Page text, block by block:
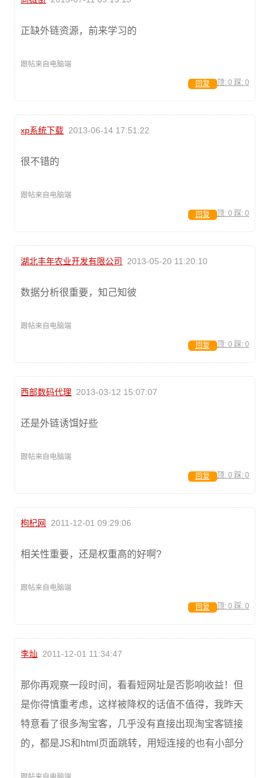
正缺外链资源，前来学习的
跟帖来自电脑端
顶: 0 踩: 0
回复
xp系统下载 2013-06-14 17:51:22
很不错的
跟帖来自电脑端
顶: 0 踩: 0
回复
湖北丰年农业开发有限公司 2013-05-20 11:20:10
数据分析很重要，知己知彼
跟帖来自电脑端
顶: 0 踩: 0
回复
西部数码代理 2013-03-12 15:07:07
还是外链诱饵好些
跟帖来自电脑端
顶: 0 踩: 0
回复
枸杞网 2011-12-01 09:29:06
相关性重要，还是权重高的好啊?
跟帖来自电脑端
顶: 0 踩: 0
回复
李灿 2011-12-01 11:34:47
那你再观察一段时间，看看短网址是否影响收益！但
是你得慎重考虑，这样被降权的话值不值得，我昨天
特意看了很多淘宝客，几乎没有直接出现淘宝客链接
的，都是JS和html页面跳转，用短连接的也有小部分